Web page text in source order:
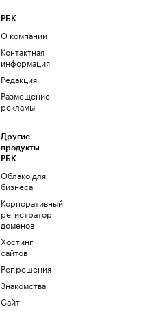
РБК
О компании
Контактная
информация
Редакция
Размещение
рекламы
Другие
продукты
РБК
Облако для
бизнеса
Корпоративный
регистратор
доменов
Хостинг
сайтов
Рег.решения
Знакомства
Сайт